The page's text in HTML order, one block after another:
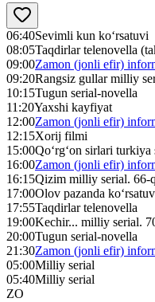
06:40Sevimli kun ko‘rsatuvi
08:05Taqdirlar telenovella
09:00Zamon (jonli efir)
09:20Rangsiz gullar milliy
10:15Tugun serial-novella
11:20Yaxshi kayfiyat
12:00Zamon (jonli efir)
12:15Xorij filmi
15:00Qo‘rg‘on sirlari
16:00Zamon (jonli efir)
16:15Qizim milliy serial. 66-
17:00Olov pazanda
17:55Taqdirlar telenovella
19:00Kechir... milliy serial.
20:00Tugun serial-novella
21:30Zamon (jonli efir)
05:00Milliy serial
05:40Milliy serial
ZO